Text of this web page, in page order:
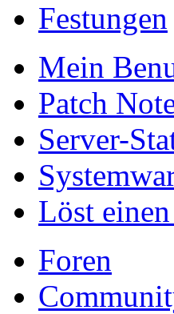
Festungen
Mein
Patch
Server-
Löst
Foren